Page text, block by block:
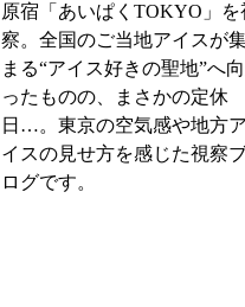
原宿「あいぱくTOKYO」を
察。全国のご当地アイスが
まる“アイス好きの聖地”へ
ったものの、まさかの定休
日…。東京の空気感や地方ア
イスの見せ方を感じた視察
ログです。